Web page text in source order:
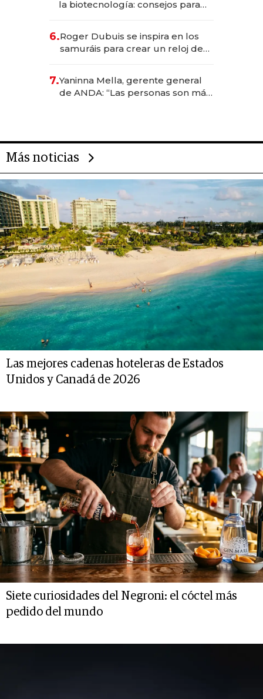
la biotecnología: consejos para
6.Roger Dubuis se inspira en los
samuráis para crear un reloj de
7.Yaninna Mella, gerente general
de ANDA: “Las personas son más
Más noticias
Las mejores cadenas hoteleras de Estados
Unidos y Canadá de 2026
Siete curiosidades del Negroni: el cóctel más
pedido del mundo